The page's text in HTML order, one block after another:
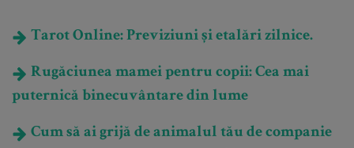
Tarot Online: Previziuni și etalări zilnice.
Rugăciunea mamei pentru copii: Cea mai
puternică binecuvântare din lume
Cum să ai grijă de animalul tău de companie